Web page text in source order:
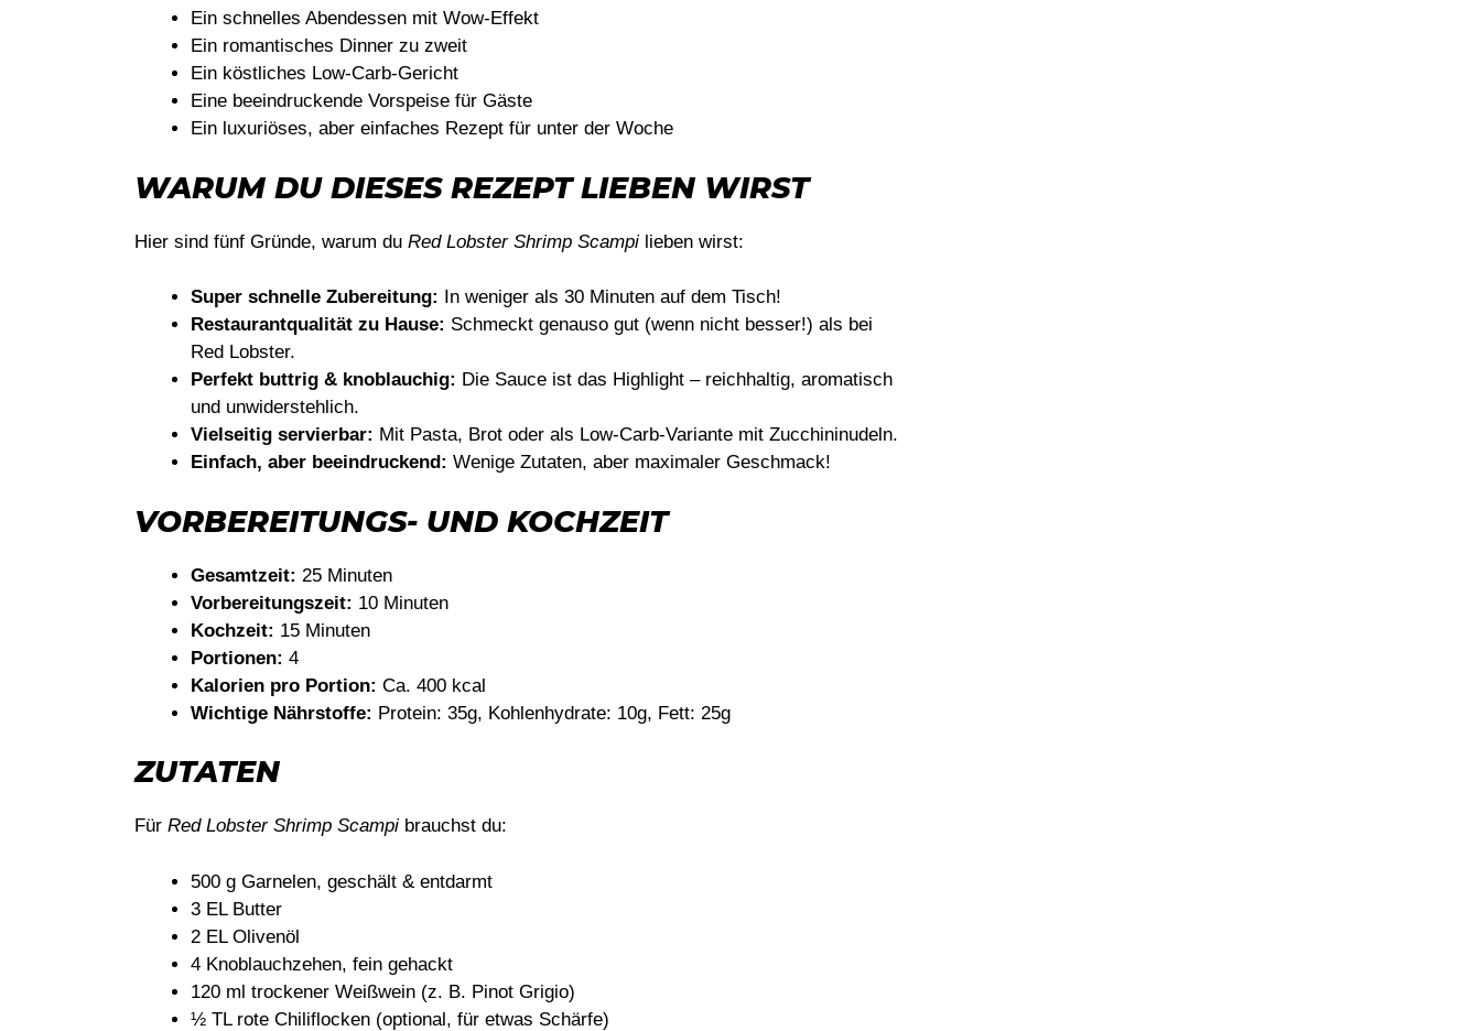
Ein schnelles Abendessen mit Wow-Effekt
Ein romantisches Dinner zu zweit
Ein köstliches Low-Carb-Gericht
Eine beeindruckende Vorspeise für Gäste
Ein luxuriöses, aber einfaches Rezept für unter der Woche
WARUM DU DIESES REZEPT LIEBEN WIRST
Hier sind fünf Gründe, warum du Red Lobster Shrimp Scampi lieben wirst:
Super schnelle Zubereitung: In weniger als 30 Minuten auf dem Tisch!
Restaurantqualität zu Hause: Schmeckt genauso gut (wenn nicht besser!) als bei
Red Lobster.
Perfekt buttrig & knoblauchig: Die Sauce ist das Highlight – reichhaltig, aromatisch
und unwiderstehlich.
Vielseitig servierbar: Mit Pasta, Brot oder als Low-Carb-Variante mit Zucchininudeln.
Einfach, aber beeindruckend: Wenige Zutaten, aber maximaler Geschmack!
VORBEREITUNGS- UND KOCHZEIT
Gesamtzeit: 25 Minuten
Vorbereitungszeit: 10 Minuten
Kochzeit: 15 Minuten
Portionen: 4
Kalorien pro Portion: Ca. 400 kcal
Wichtige Nährstoffe: Protein: 35g, Kohlenhydrate: 10g, Fett: 25g
ZUTATEN
Für Red Lobster Shrimp Scampi brauchst du:
500 g Garnelen, geschält & entdarmt
3 EL Butter
2 EL Olivenöl
4 Knoblauchzehen, fein gehackt
120 ml trockener Weißwein (z. B. Pinot Grigio)
½ TL rote Chiliflocken (optional, für etwas Schärfe)